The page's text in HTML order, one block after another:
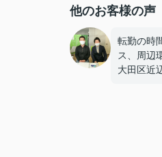
他のお客様の声
転勤の時
ス、周辺
大田区近